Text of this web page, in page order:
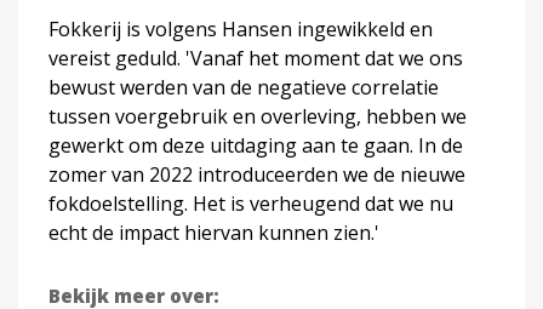
Fokkerij is volgens Hansen ingewikkeld en
vereist geduld. 'Vanaf het moment dat we ons
bewust werden van de negatieve correlatie
tussen voergebruik en overleving, hebben we
gewerkt om deze uitdaging aan te gaan. In de
zomer van 2022 introduceerden we de nieuwe
fokdoelstelling. Het is verheugend dat we nu
echt de impact hiervan kunnen zien.'
Bekijk meer over: